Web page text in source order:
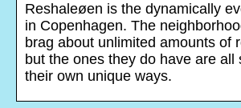
Reshaleøen is the dynamically
in Copenhagen. The
brag about unlimited amounts of
but the ones they do have are all
their own unique ways.